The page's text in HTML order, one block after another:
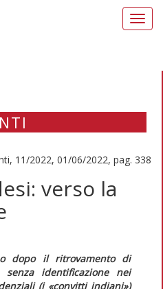
11/2022, 01/06/2022, pag. 338
verso la
dopo il ritrovamento di
identificazione nei
(i «convitti indiani»)